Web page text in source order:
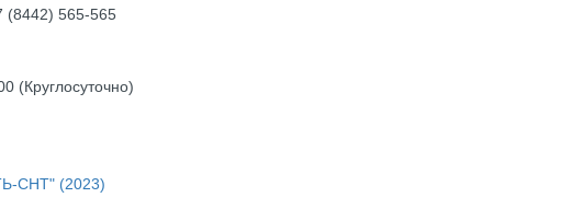
(8442) 565-565
(Круглосуточно)
СНТ" (2023)